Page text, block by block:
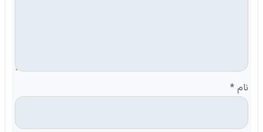
نام *